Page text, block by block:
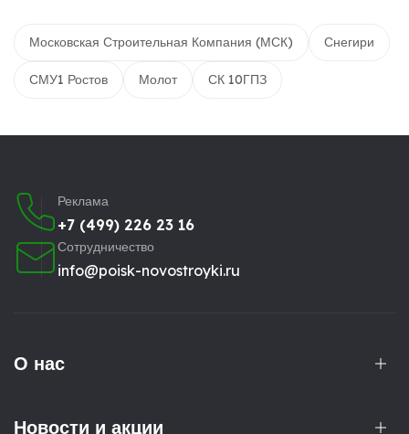
Московская Строительная Компания (МСК) Снегири
СМУ1 Ростов Молот СК 10ГПЗ
Реклама
+7 (499) 226 23 16
Сотрудничество
info@poisk-novostroyki.ru
О нас
Новости и акции